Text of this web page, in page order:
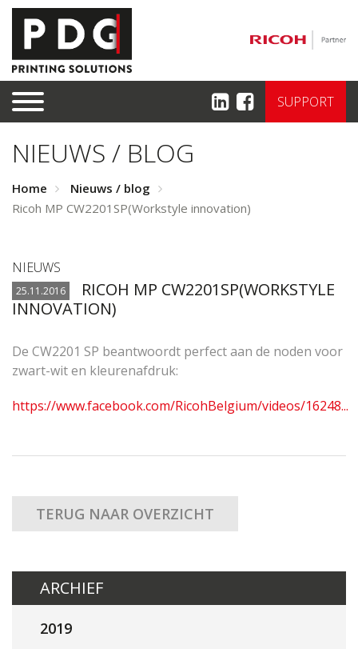
SUPPORT
NIEUWS / BLOG
Home
Nieuws / blog
Ricoh MP CW2201SP(Workstyle innovation)
NIEUWS
25.11.2016
RICOH MP CW2201SP(WORKSTYLE
INNOVATION)
De CW2201 SP beantwoordt perfect aan de noden voor
zwart-wit en kleurenafdruk:
https://www.facebook.com/RicohBelgium/videos/16248...
TERUG NAAR OVERZICHT
ARCHIEF
2019